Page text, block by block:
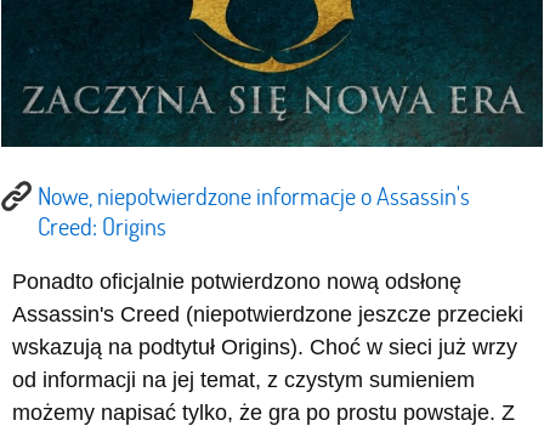
Nowe, niepotwierdzone informacje o Assassin's
Creed: Origins
Ponadto oficjalnie potwierdzono nową odsłonę
Assassin's Creed (niepotwierdzone jeszcze przecieki
wskazują na podtytuł Origins). Choć w sieci już wrzy
od informacji na jej temat, z czystym sumieniem
możemy napisać tylko, że gra po prostu powstaje. Z